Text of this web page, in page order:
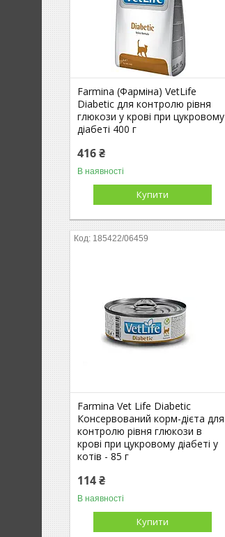
Farmina (Фарміна) VetLife
Diabetic для контролю рівня
глюкози у крові при цукровому
діабеті 400 г
416 ₴
В наявності
Купити
185422/06459
Farmina Vet Life Diabetic
Консервований корм-дієта для
контролю рівня глюкози в
крові при цукровому діабеті у
котів - 85 г
114 ₴
В наявності
Купити